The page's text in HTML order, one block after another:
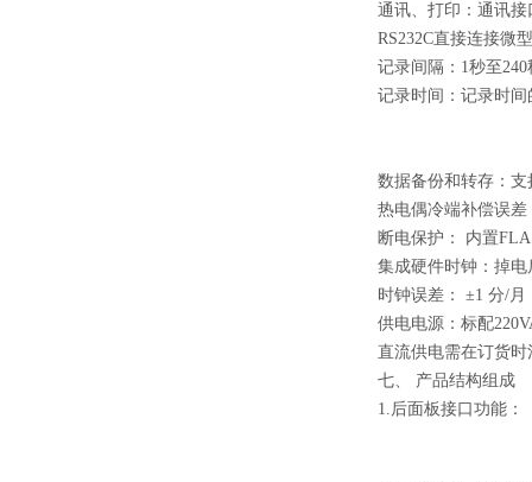
通讯、打印：通讯接
RS232C直接连接微
记录间隔：1秒至240
记录时间：记录时
数据备份和转存：支
热电偶冷端补偿误
断电保护： 内置
集成硬件时钟：掉
时钟误差： ±1 分/月
供电电源：标配
直流供电需在订货时
七、 产品结构组成
1.后面板接口功能：